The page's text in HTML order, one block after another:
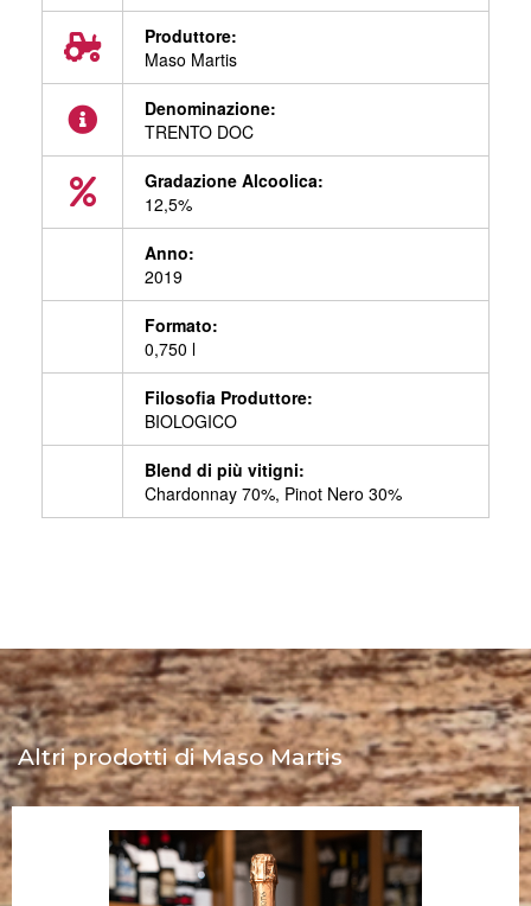
Produttore:
Maso Martis
Denominazione:
TRENTO DOC
Gradazione Alcoolica:
12,5%
Anno:
2019
Formato:
0,750 l
Filosofia Produttore:
BIOLOGICO
Blend di più vitigni:
Chardonnay 70%, Pinot Nero 30%
Altri prodotti di Maso Martis